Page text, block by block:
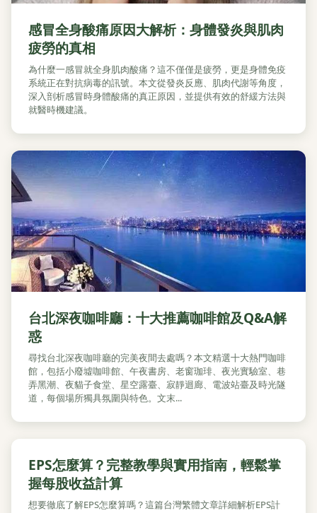
感冒全身酸痛原因大解析：身體發炎與肌肉
疲勞的真相
為什麼一感冒就全身肌肉酸痛？這不僅僅是疲勞，更是身體免疫
系統正在對抗病毒的訊號。本文從發炎反應、肌肉代謝等角度，
深入剖析感冒時身體酸痛的真正原因，並提供有效的舒緩方法與
就醫時機建議。
台北深夜咖啡廳：十大推薦咖啡館及Q&A解
惑
尋找台北深夜咖啡廳的完美夜間去處嗎？本文精選十大熱門咖啡
館，包括小廢墟咖啡館、午夜書房、老窗珈琲、夜光實驗室、巷
弄黑潮、夜貓子食堂、星空露臺、寂靜迴廊、電波站臺及時光隧
道，每個場所獨具氛圍與特色。文末...
EPS怎麼算？完整教學與實用指南，輕鬆掌
握每股收益計算
想要徹底了解EPS怎麼算嗎？這篇台灣繁體文章詳細解析EPS計